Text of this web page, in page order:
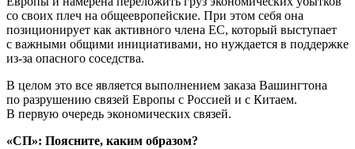
со своих плеч на общеевропейские. При этом себя она
позиционирует как активного члена ЕС, который выступает
с важными общими инициативами, но нуждается в поддержке
из-за опасного соседства.
В целом это все является выполнением заказа Вашингтона
по разрушению связей Европы с Россией и с Китаем.
В первую очередь экономических связей.
«СП»: Поясните, каким образом?